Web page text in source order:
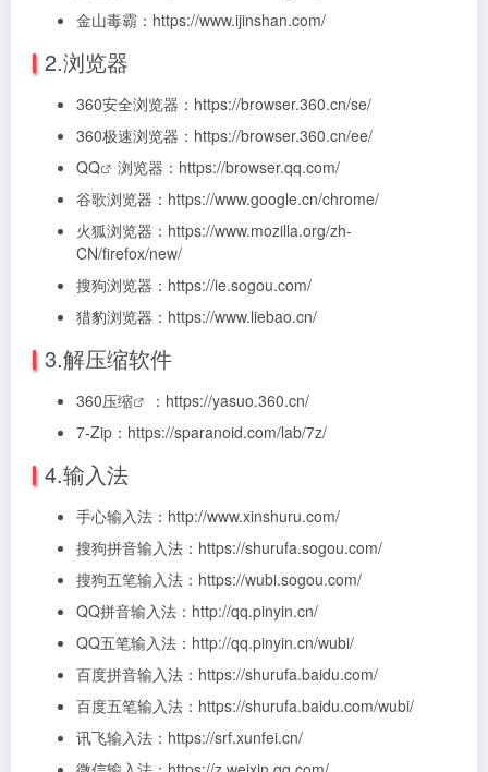
金山毒霸：https://www.ijinshan.com/
2.浏览器
360安全浏览器：https://browser.360.cn/se/
360极速浏览器：https://browser.360.cn/ee/
QQ
浏览器：https://browser.qq.com/
谷歌浏览器：https://www.google.cn/chrome/
火狐浏览器：https://www.mozilla.org/zh-
CN/firefox/new/
搜狗浏览器：https://ie.sogou.com/
猎豹浏览器：https://www.liebao.cn/
3.解压缩软件
360压缩
：https://yasuo.360.cn/
7-Zip：https://sparanoid.com/lab/7z/
4.输入法
手心输入法：http://www.xinshuru.com/
搜狗拼音输入法：https://shurufa.sogou.com/
搜狗五笔输入法：https://wubi.sogou.com/
QQ拼音输入法：http://qq.pinyin.cn/
QQ五笔输入法：http://qq.pinyin.cn/wubi/
百度拼音输入法：https://shurufa.baidu.com/
百度五笔输入法：https://shurufa.baidu.com/wubi/
讯飞输入法：https://srf.xunfei.cn/